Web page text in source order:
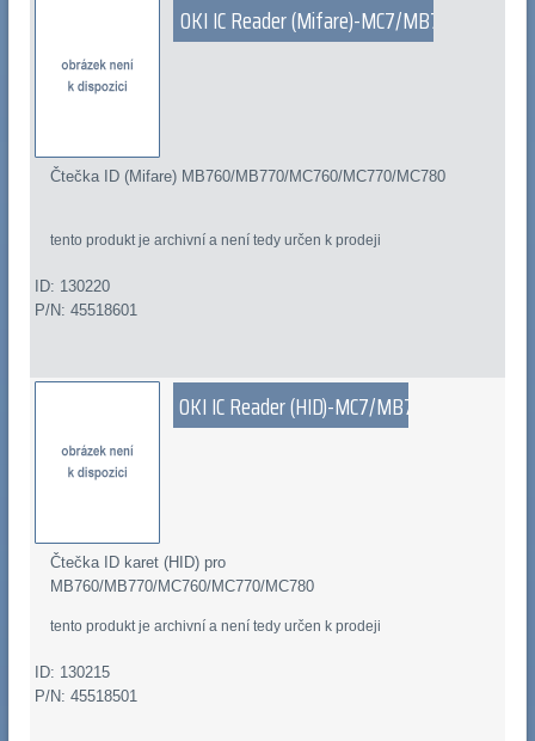
OKI IC Reader (Mifare)-MC7/MB7
Čtečka ID (Mifare) MB760/MB770/MC760/MC770/MC780
tento produkt je archivní a není tedy určen k prodeji
ID: 130220
P/N: 45518601
OKI IC Reader (HID)-MC7/MB7
Čtečka ID karet (HID) pro
MB760/MB770/MC760/MC770/MC780
tento produkt je archivní a není tedy určen k prodeji
ID: 130215
P/N: 45518501